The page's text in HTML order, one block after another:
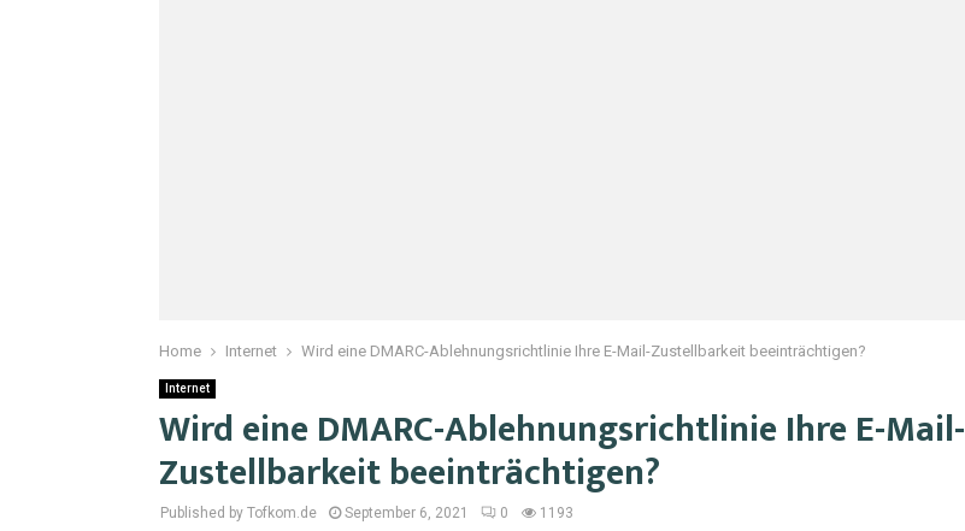
Home Internet Wird eine DMARC-Ablehnungsrichtlinie Ihre E-Mail-Zustellbarkeit beeinträchtigen?
Internet
Wird eine DMARC-Ablehnungsrichtlinie Ihre E-Mail-
Zustellbarkeit beeinträchtigen?
Published by Tofkom.de September 6, 2021 0 1193